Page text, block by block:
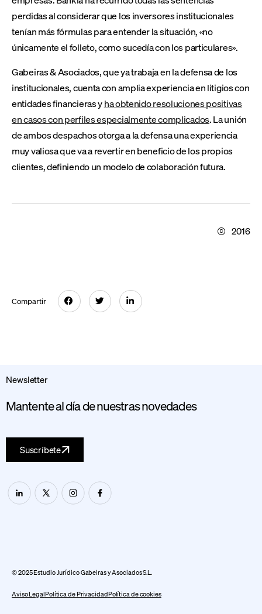
perdidas al considerar que los inversores institucionales
tenían más fórmulas para entender la situación, «no
únicamente el folleto, como sucedía con los particulares».
Gabeiras & Asociados, que ya trabaja en la defensa de los
institucionales, cuenta con amplia experiencia en litigios con
entidades financieras yha obtenido resoluciones positivas
en casos con perfiles especialmente complicados. La unión
de ambos despachos otorga a la defensa una experiencia
muy valiosa que va a revertir en beneficio de los propios
clientes, definiendo un modelo de colaboración futura.
2016
Compartir
Newsletter
Mantente al día de nuestras novedades
Suscríbete
© 2025 Estudio Jurídico Gabeiras y Asociados S.L.
Aviso LegalPolítica de PrivacidadPolítica de cookies